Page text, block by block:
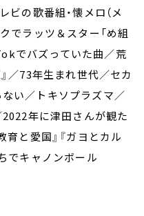
ビの歌番組・懐メロ（メ
でラッツ＆スター「め組
でバズっていた曲／荒
／73年生まれ世代／セカ
い／トキソプラズマ／
年に津田さんが観た
育と愛国』『ガヨとカル
でキャノンボール